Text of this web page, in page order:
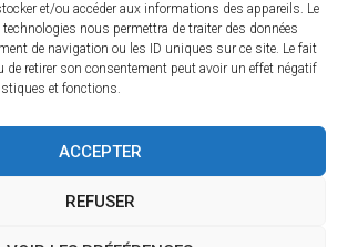
et/ou accéder aux informations des appareils. Le
nous permettra de traiter des données
de navigation ou les ID uniques sur ce site. Le fait
de retirer son consentement peut avoir un effet négatif
et fonctions.
ACCEPTER
REFUSER